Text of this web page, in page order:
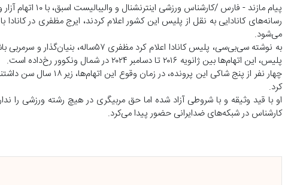
پیام مازند - فارس /کارشناس ورزشی اینترنشنال و والیبالیست اسبق، با ۱۰ اتهام آزار و تعرض جنسی در کانادا تحت پیگرد قرار گرفته است.
می‌شود.
به نوشته سی‌بی‌سی، پلیس کانادا اعلام
پلیس، این اتهام‌ها بین ژانویه ۲۰۱۶ تا دسامبر ۲۰۲۴ در شمال ونکوور رخ‌داده است.
چهار نفر از پنج شاکی
کرد.
او با قید وثیقه و با شروطی آزاد شده اما حق مربیگری در هیچ رشته ورزشی را
کارشناس در شبکه‌های ضدایرانی حضور پیدا می‌کرد.